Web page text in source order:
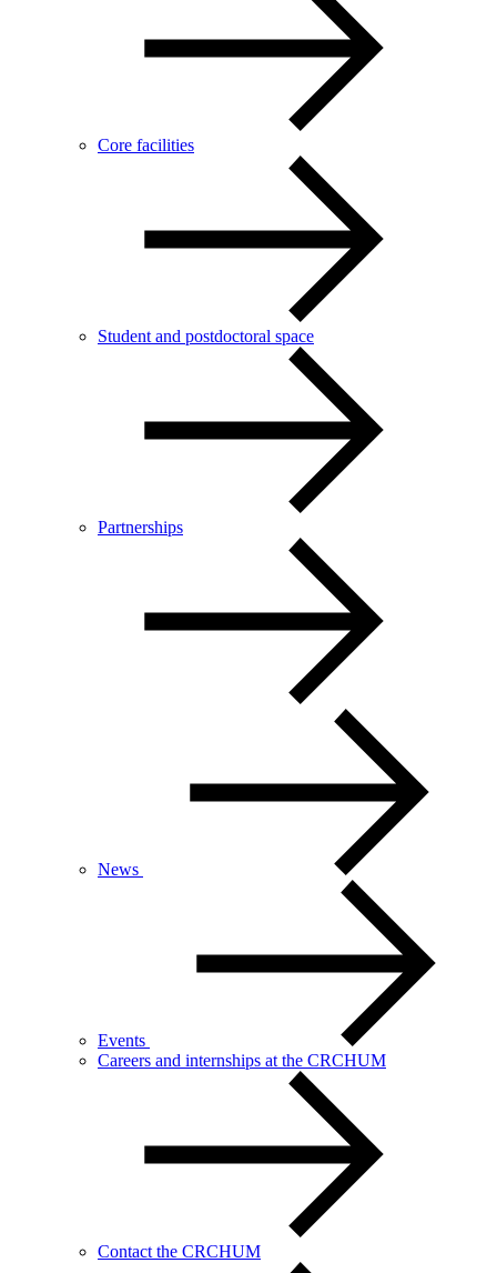
Core facilities
Student and postdoctoral space
Partnerships
News
Events
Careers and internships at the CRCHUM
Contact the CRCHUM